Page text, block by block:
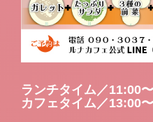
ランチタイム／11:00
カフェタイム／13:00